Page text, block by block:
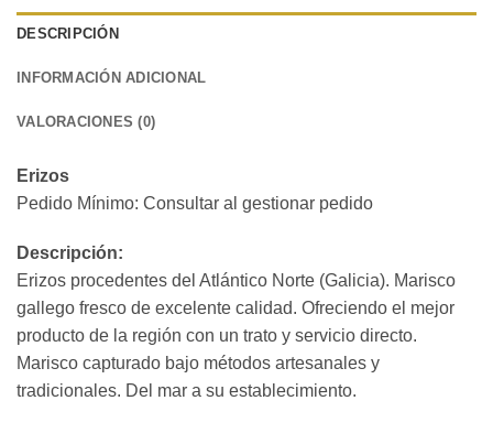
DESCRIPCIÓN
INFORMACIÓN ADICIONAL
VALORACIONES (0)
Erizos
Pedido Mínimo: Consultar al gestionar pedido
Descripción:
Erizos procedentes del Atlántico Norte (Galicia). Marisco
gallego fresco de excelente calidad. Ofreciendo el mejor
producto de la región con un trato y servicio directo.
Marisco capturado bajo métodos artesanales y
tradicionales. Del mar a su establecimiento.